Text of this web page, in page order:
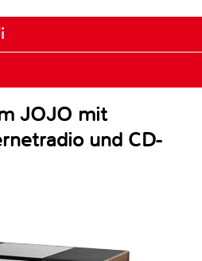
JOJO mit
und CD-